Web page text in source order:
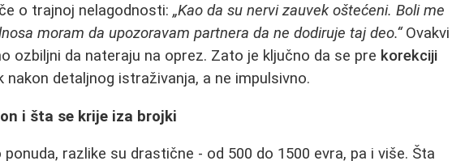
o trajnoj nelagodnosti:„Kao da su nervi zauvek oštećeni. Boli me
moram da upozoravam partnera da ne dodiruje taj deo.“Ovakvi
ozbiljni da nateraju na oprez. Zato je ključno da se pre korekciji
nakon detaljnog istraživanja, a ne impulsivno.
i šta se krije iza brojki
razlike su drastične - od 500 do 1500 evra, pa i više. Šta